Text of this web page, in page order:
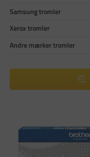
Samsung tromler
Xerox tromler
Andre mærker tromler